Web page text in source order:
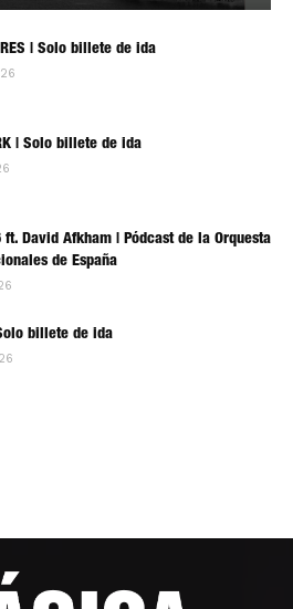
| Solo billete de ida
| Solo billete de ida
David Afkham | Pódcast de la Orquesta
de España
billete de ida